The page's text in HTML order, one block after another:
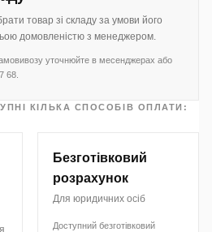
товар зі складу за умови його
домовленістю з менеджером.
уточнюйте в месенджерах або
68.
КІЛЬКА СПОСОБІВ ОПЛАТИ:
Безготівковий
розрахунок
Для юридичних осіб
Доступний безготівковий